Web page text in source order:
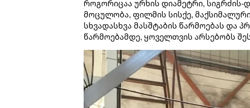
როგორიცაა ურხის დიამეტრი, სიგრძის-
მოცულობა, ფილმის სისქე, მაქსიმალური
სხვადასხვა მასშტაბის წარმოებას და
წარმოებამდე, ყოველთვის არსებობს